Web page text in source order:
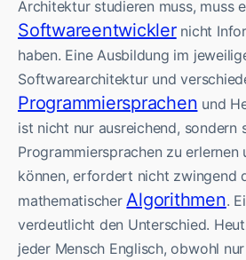
Architektur studieren muss, muss
Softwareentwicklernicht
haben. Eine Ausbildung im
Softwarearchitektur und
Programmiersprachen und
ist nicht nur ausreichend, sondern
Programmiersprachen zu erlernen
können, erfordert nicht zwingend
mathematischer Algorithmen.
verdeutlicht den Unterschied.
jeder Mensch Englisch, obwohl